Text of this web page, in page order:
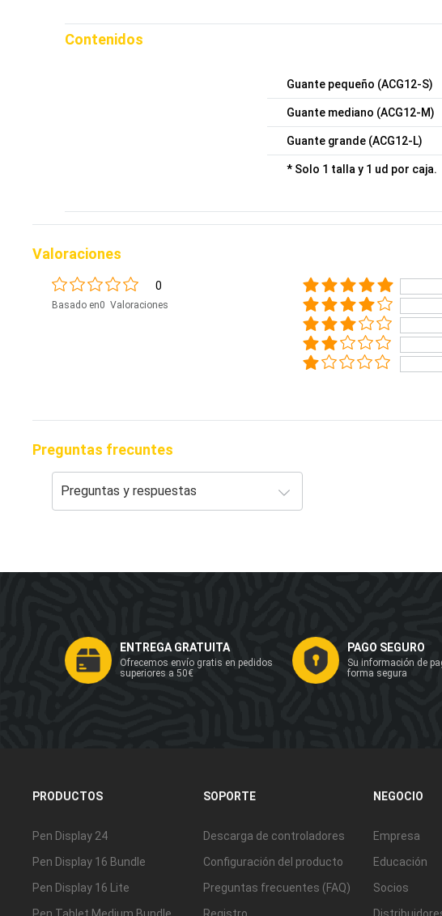
Contenidos
Guante pequeño (ACG12-S)
Guante mediano (ACG12-M)
Guante grande (ACG12-L)
* Solo 1 talla y 1 ud por caja.
Valoraciones
0
Basado en0 Valoraciones
Preguntas frecuntes
ENTREGA GRATUITA
Ofrecemos envío gratis en pedidos
superiores a 50€
PAGO SEGURO
Su información de
forma segura
PRODUCTOS
Pen Display 24
Pen Display 16 Bundle
Pen Display 16 Lite
Pen Tablet Medium Bundle
SOPORTE
Descarga de controladores
Configuración del producto
Preguntas frecuentes (FAQ)
Registro
NEGOCIO
Empresa
Educación
Socios